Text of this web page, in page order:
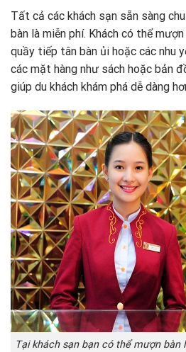
Tất cả các khách sạn sẵn sàng
bàn là miễn phí. Khách có thể
quầy tiếp tân bàn ủi hoặc các nhu
các mặt hàng như sách hoặc bản
giúp du khách khám phá dễ dàng
Tại khách sạn bạn có thể mượn